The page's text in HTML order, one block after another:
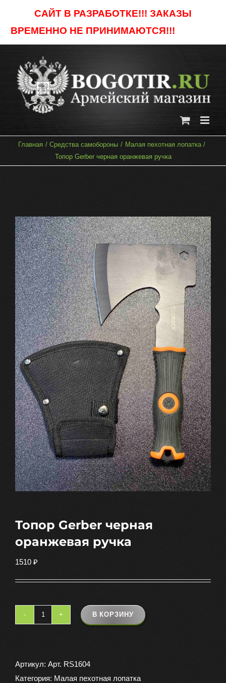
САЙТ В РАЗРАБОТКЕ!!! ЗАКАЗЫ
ВРЕМЕННО НЕ ПРИНИМАЮТСЯ!!!
content
Главная Средства самобороны
Малая пехотная лопатка
Топор Gerber черная оранжевая ручка
Топор Gerber черная
оранжевая ручка
1510 ₽
Количество
Gerber
черная
В КОРЗИНУ
Артикул: Арт. RS1604
Категория: Малая пехотная лопатка